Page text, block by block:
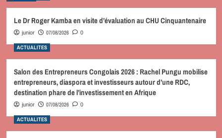
Le Dr Roger Kamba en visite d’évaluation au CHU Cinquantenaire
junior 07/08/2026 0
ACTUALITES
Salon des Entrepreneurs Congolais 2026 : Rachel Pungu mobilise
entrepreneurs, diaspora et investisseurs autour d’une RDC,
destination phare de l’investissement en Afrique
junior 07/08/2026 0
ACTUALITES